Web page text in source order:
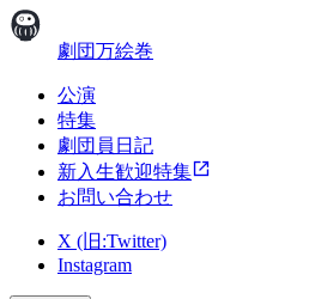
劇団万絵巻
公演
特集
劇団員日記
新入生歓迎特集
お問い合わせ
X (旧:Twitter)
Instagram